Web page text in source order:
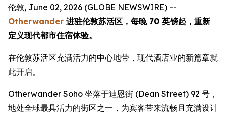
伦敦, June 02, 2026 (GLOBE NEWSWIRE) --
Otherwander 进驻伦敦苏活区，每晚 70 英镑起，重新
定义现代都市住宿体验。
在伦敦苏活区充满活力的中心地带，现代酒店业的新篇章就
此开启。
Otherwander Soho 坐落于迪恩街 (Dean Street) 92 号，
地处全球最具活力的街区之一，为宾客带来流畅且充满设计